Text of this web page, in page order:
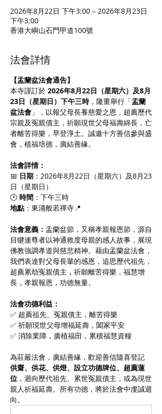
2026年8月22日 下午3:00 – 2026年8月23日
下午3:00
香港大嶼山石門甲道100號
法會詳情
【盂蘭盆法會通告】
本寺謹訂於 2026年8月22日（星期六）及8月
23日（星期日）下午三時，隆重舉行「盂蘭
盆法會 」，以報父母長養慈愛之恩，超薦歷代
宗親及冤親債主，祈願現世父母福壽綿長，亡
者離苦得樂，早登淨土。誠邀十方善信參與盛
會，植福培德，廣結善緣。
法會詳情：
📅 日期 ：2026年8月22日（星期六）及8月23
日（星期日）
🕑 時間 ：下午三時
地點 ：東涌般若禪寺📍
法會意義： 盂蘭盆節，又稱孝親報恩節，源自
目犍連尊者以神通救度母親的感人故事，展現
佛教強調孝道與慈悲精神。藉由盂蘭盆法會，
我們表達對父母長輩的感恩，追思歷代祖先，
超薦累劫冤親債主，祈願離苦得樂，福慧增
長，孝親報恩，功德無量。
法會功德利益：
✅ 超薦祖先、冤親債主，離苦得樂
✅ 祈願現世父母增福延壽，闔家平安
✅ 消除業障，廣植福田，累積福慧資糧
為莊嚴法會，廣結善緣，歡迎善信隨喜登記
供齋、供花、供燈、設立功德牌位、超薦蓮
位 ，迴向歷代祖先、累世冤親債主，或為現世
親人祈福延壽。所有功德，將於法會中虔誠迴
向。